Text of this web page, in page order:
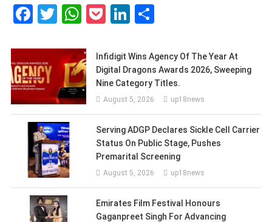
Facebook
Twitter
WhatsApp
PocketLinkedIn
Infidigit Wins Agency Of The Year At
Digital Dragons Awards 2026, Sweeping
Nine Category Titles.
August 5, 2026 up18news
Serving ADGP Declares Sickle Cell Carrier
Status On Public Stage, Pushes
Premarital Screening
August 5, 2026 up18news
Emirates Film Festival Honours
Gaganpreet Singh For Advancing